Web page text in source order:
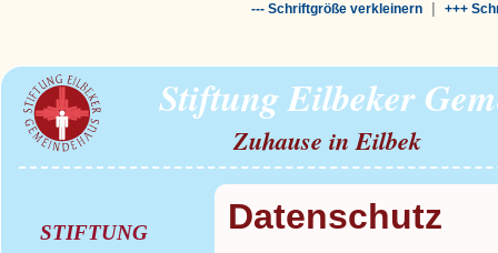
--- Schriftgröße verkleinern| +++
Stiftung Eilbeker
Zuhause in Eilbek
STIFTUNG Datenschutz